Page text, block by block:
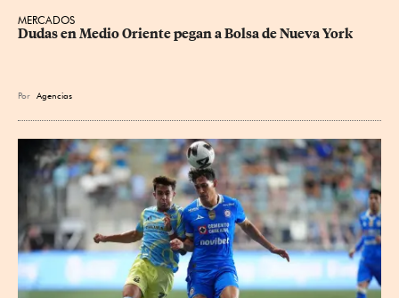
MERCADOS
Dudas en Medio Oriente pegan a Bolsa de Nueva York
Por Agencias